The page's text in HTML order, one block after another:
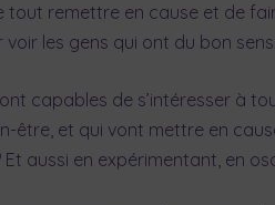
tout remettre en cause et de
voir les gens qui ont du bon
capables de s’intéresser à
être, et qui vont mettre en
Et aussi en expérimentant, en